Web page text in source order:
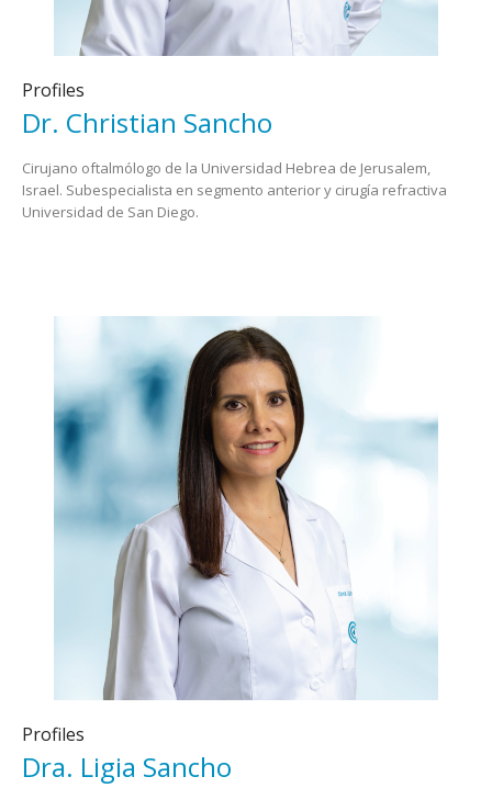
Profiles
Dr. Christian Sancho
Cirujano oftalmólogo de la Universidad Hebrea de Jerusalem,
Israel. Subespecialista en segmento anterior y cirugía refractiva
Universidad de San Diego.
Profiles
Dra. Ligia Sancho